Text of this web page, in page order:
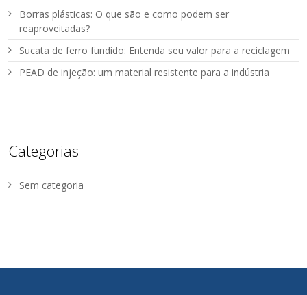
Borras plásticas: O que são e como podem ser
reaproveitadas?
Sucata de ferro fundido: Entenda seu valor para a reciclagem
PEAD de injeção: um material resistente para a indústria
Categorias
Sem categoria